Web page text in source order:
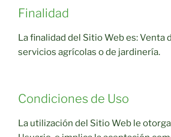
Finalidad
La finalidad del Sitio Web es: Venta
servicios agrícolas o de jardinería.
Condiciones de Uso
La utilización del Sitio Web le